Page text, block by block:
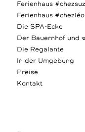
Ferienhaus
Ferienhaus
Die SPA-Ecke
Der Bauernhof und
Die Regalante
In der Umgebung
Preise
Kontakt